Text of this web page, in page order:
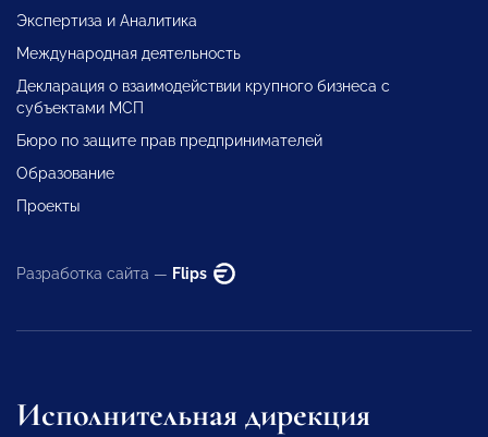
Экспертиза и Аналитика
Международная деятельность
Декларация о взаимодействии крупного бизнеса с
субъектами МСП
Бюро по защите прав предпринимателей
Образование
Проекты
Разработка сайта — Flips
Исполнительная дирекция